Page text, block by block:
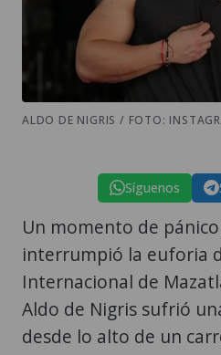
ALDO DE NIGRIS / FOTO:
Síguenos
Un momento de
interrumpió la euforia
Internacional de
Aldo de Nigris sufrió
desde lo alto de un